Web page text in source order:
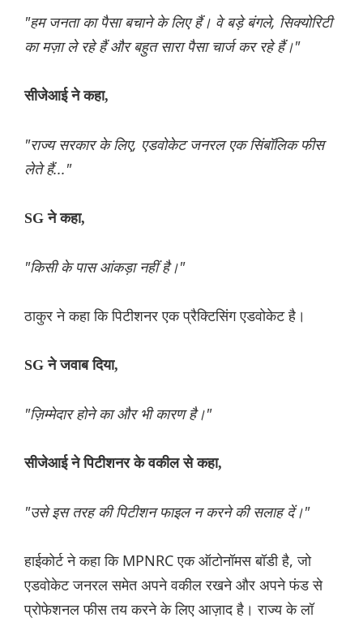
"हम जनता का पैसा बचाने के लिए हैं। वे बड़े बंगले, सिक्योरिटी
का मज़ा ले रहे हैं और बहुत सारा पैसा चार्ज कर रहे हैं।"
सीजेआई ने कहा,
"राज्य सरकार के लिए, एडवोकेट जनरल एक सिंबॉलिक फीस
लेते हैं..."
SG ने कहा,
"किसी के पास आंकड़ा नहीं है।"
ठाकुर ने कहा कि पिटीशनर एक प्रैक्टिसिंग एडवोकेट है।
SG ने जवाब दिया,
"ज़िम्मेदार होने का और भी कारण है।"
सीजेआई ने पिटीशनर के वकील से कहा,
"उसे इस तरह की पिटीशन फाइल न करने की सलाह दें।"
हाईकोर्ट ने कहा कि MPNRC एक ऑटोनॉमस बॉडी है, जो
एडवोकेट जनरल समेत अपने वकील रखने और अपने फंड से
प्रोफेशनल फीस तय करने के लिए आज़ाद है। राज्य के लॉ